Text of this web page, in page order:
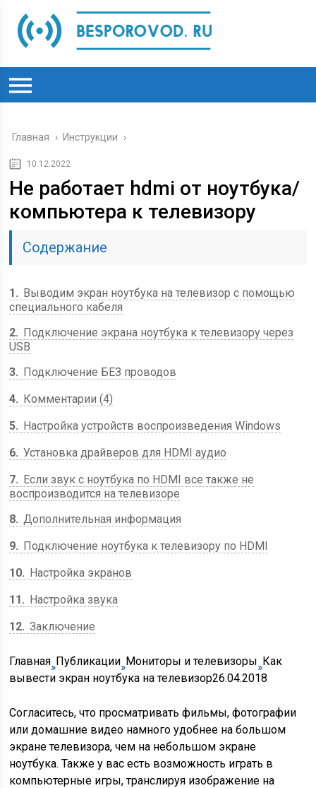
Главная › Инструкции ›
10.12.2022
Не работает hdmi от ноутбука/
компьютера к телевизору
Содержание
1
Выводим экран ноутбука на телевизор с помощью
специального кабеля
2
Подключение экрана ноутбука к телевизору через
USB
3
Подключение БЕЗ проводов
4
Комментарии (4)
5
Настройка устройств воспроизведения Windows
6 Установка драйверов для HDMI аудио
7
Если звук с ноутбука по HDMI все также не
воспроизводится на телевизоре
8 Дополнительная информация
9
Подключение ноутбука к телевизору по HDMI
10
Настройка экранов
11
Настройка звука
12 Заключение
Главная Публикации Мониторы и телевизоры Как
вывести экран ноутбука на телевизор26.04.2018
Согласитесь, что просматривать фильмы, фотографии
или домашние видео намного удобнее на большом
экране телевизора, чем на небольшом экране
ноутбука. Также у вас есть возможность играть в
компьютерные игры, транслируя изображение на